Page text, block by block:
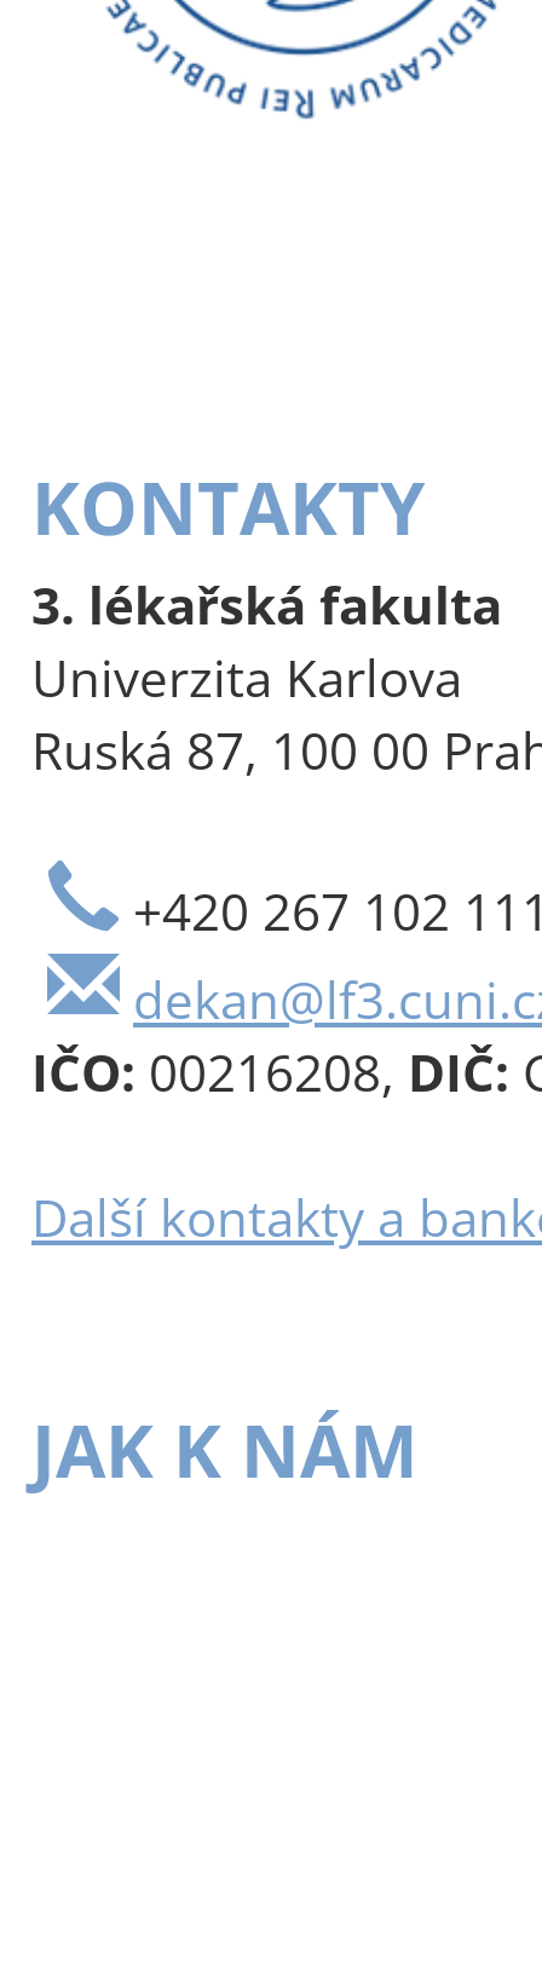
KONTAKTY
3. lékařská fakulta
Univerzita Karlova
Ruská 87, 100 00
+420 267 102
IČO: 00216208, DIČ:
Další kontakty a
JAK K NÁM